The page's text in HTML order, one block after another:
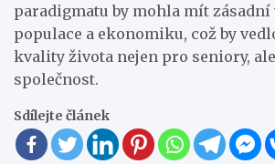
paradigmatu by mohla mít
populace a ekonomiku, což by
kvality života nejen pro seniory,
společnost.
Sdílejte článek